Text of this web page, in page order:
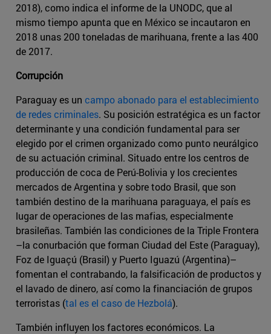
2018), como indica el informe de la UNODC, que al
mismo tiempo apunta que en México se incautaron en
2018 unas 200 toneladas de marihuana, frente a las 400
de 2017.
Corrupción
Paraguay es un campo abonado para el establecimiento
de redes criminales. Su posición estratégica es un factor
determinante y una condición fundamental para ser
elegido por el crimen organizado como punto neurálgico
de su actuación criminal. Situado entre los centros de
producción de coca de Perú-Bolivia y los crecientes
mercados de Argentina y sobre todo Brasil, que son
también destino de la marihuana paraguaya, el país es
lugar de operaciones de las mafias, especialmente
brasileñas. También las condiciones de la Triple Frontera
–la conurbación que forman Ciudad del Este (Paraguay),
Foz de Iguaçú (Brasil) y Puerto Iguazú (Argentina)–
fomentan el contrabando, la falsificación de productos y
el lavado de dinero, así como la financiación de grupos
terroristas (tal es el caso de Hezbolá).
​También influyen los factores económicos. La